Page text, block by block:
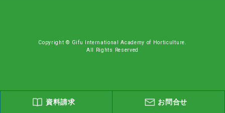
Copyright © Gifu International Academy of Horticulture.
All Rights Reserved
資料請求 お問合せ